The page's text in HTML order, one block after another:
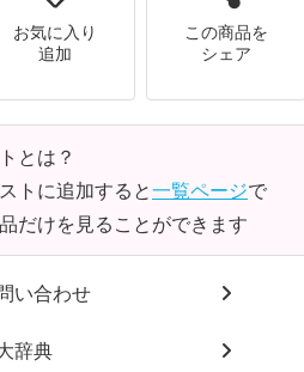
お気に入り
追加
この商品を
シェア
とは？
トに追加すると一覧ページで
だけを見ることができます
い合わせ
辞典